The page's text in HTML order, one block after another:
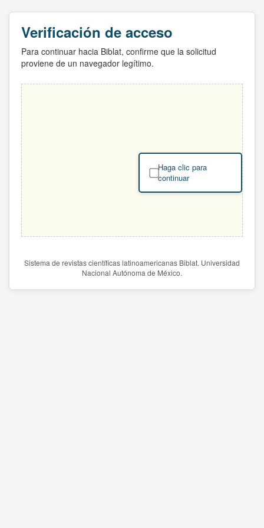
Verificación de acceso
Para continuar hacia Biblat, confirme que la solicitud
proviene de un navegador legítimo.
Haga clic para
continuar
Sistema de revistas científicas latinoamericanas Biblat. Universidad
Nacional Autónoma de México.